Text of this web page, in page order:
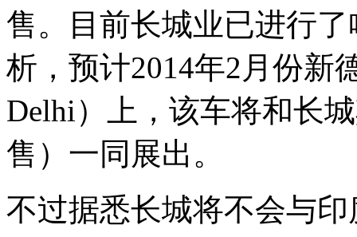
售。目前长城业已进行
析，预计2014年2月份新
Delhi）上，该车将和长
售）一同展出。
不过据悉长城将不会与